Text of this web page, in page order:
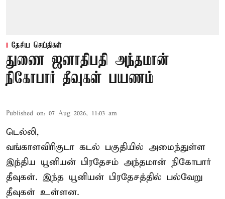
தேசிய செய்திகள்
துணை ஜனாதிபதி அந்தமான்
நிகோபார் தீவுகள் பயணம்
Published on: 07 Aug 2026, 11:03 am
டெல்லி,
வங்காளவிரிகுடா கடல் பகுதியில் அமைந்துள்ள
இந்திய யூனியன் பிரதேசம் அந்தமான் நிகோபார்
தீவுகள். இந்த யூனியன் பிரதேசத்தில் பல்வேறு
தீவுகள் உள்ளன.